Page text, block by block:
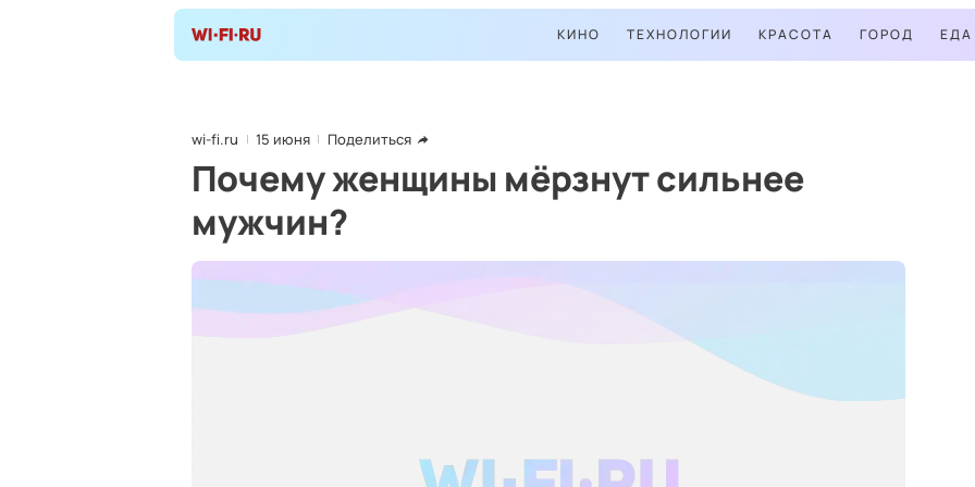
КИНО ТЕХНОЛОГИИ КРАСОТА ГОРОД ЕДА
wi-fi.ru 15 июня Поделиться
Почему женщины мёрзнут сильнее
мужчин?